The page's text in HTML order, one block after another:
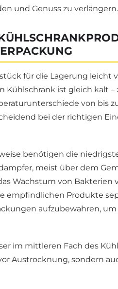
und Genuss zu verlängern.
für die Lagerung leicht
Kühlschrank ist gleich kalt –
von bis
bei der richtigen
benötigen die
meist über dem
Wachstum von Bakterien
empfindlichen Produkte
aufzubewahren, um
im mittleren Fach des
Austrocknung, sondern